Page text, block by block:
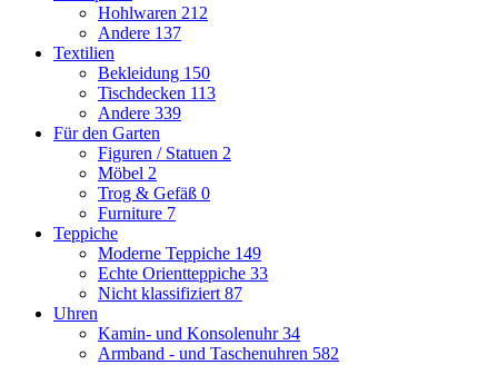
Hohlwaren 212
Andere 137
Textilien
Bekleidung 150
Tischdecken 113
Andere 339
Für den Garten
Figuren / Statuen 2
Möbel 2
Trog & Gefäß 0
Furniture 7
Teppiche
Moderne Teppiche 149
Echte Orientteppiche 33
Nicht klassifiziert 87
Uhren
Kamin- und Konsolenuhr34
Armband - und Taschenuhren 582